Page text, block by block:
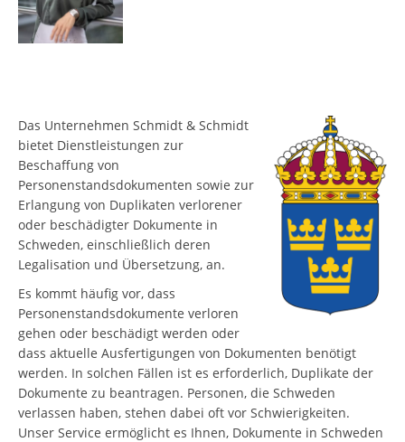
Das Unternehmen Schmidt & Schmidt
bietet Dienstleistungen zur
Beschaffung von
Personenstandsdokumenten sowie zur
Erlangung von Duplikaten verlorener
oder beschädigter Dokumente in
Schweden, einschließlich deren
Legalisation und Übersetzung, an.
Es kommt häufig vor, dass
Personenstandsdokumente verloren
gehen oder beschädigt werden oder
dass aktuelle Ausfertigungen von Dokumenten benötigt
werden. In solchen Fällen ist es erforderlich, Duplikate der
Dokumente zu beantragen. Personen, die Schweden
verlassen haben, stehen dabei oft vor Schwierigkeiten.
Unser Service ermöglicht es Ihnen, Dokumente in Schweden